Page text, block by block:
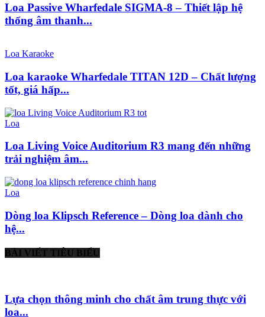
Loa Passive Wharfedale SIGMA-8 – Thiết lập hệ
thống âm thanh...
Loa Karaoke
Loa karaoke Wharfedale TITAN 12D – Chất lượng
tốt, giá hấp...
Loa
Loa Living Voice Auditorium R3 mang đến những
trải nghiệm âm...
Loa
Dòng loa Klipsch Reference – Dòng loa dành cho
hệ...
BÀI VIẾT TIÊU BIỂU
Lựa chọn thông minh cho chất âm trung thực với
loa...